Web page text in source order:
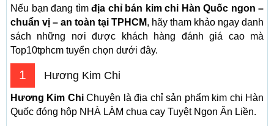
Nếu bạn đang tìm địa chỉ bán kim chi Hàn Quốc ngon –
chuẩn vị – an toàn tại TPHCM, hãy tham khảo ngay danh
sách những nơi được khách hàng đánh giá cao mà
Top10tphcm tuyển chọn dưới đây.
1 Hương Kim Chi
Hương Kim ChiChuyên là địa chỉ sản phẩm kim chi Hàn
Quốc đóng hộp NHÀ LÀM chua cay Tuyệt Ngon Ăn Liền.